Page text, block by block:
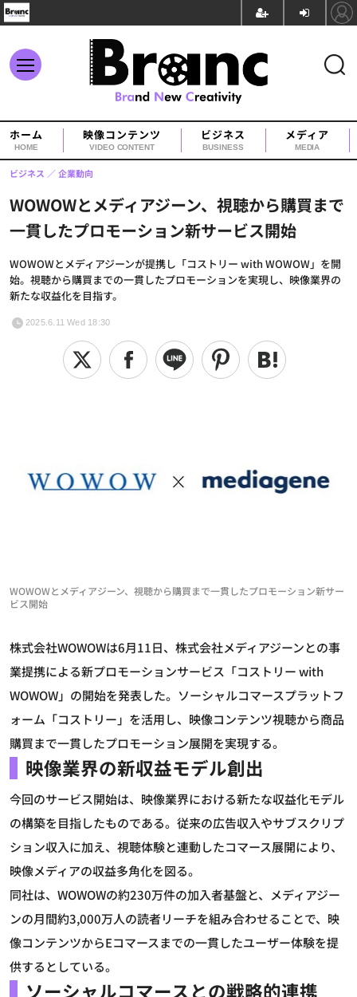
ホーム
HOME
映像コンテンツ
VIDEO CONTENT
ビジネス
BUSINESS
メディア
MEDIA
WOWOWとメディアジーン、視聴から購買まで
一貫したプロモーション新サービス開始
WOWOWとメディアジーンが提携し「コストリー with WOWOW」を開
始。視聴から購買までの一貫したプロモーションを実現し、映像業界の
新たな収益化を目指す。
ビジネス 企業動向
2025.6.11 Wed 18:30
WOWOWとメディアジーン、視聴から購買まで一貫したプロモーション新サー
ビス開始
株式会社WOWOWは6月11日、株式会社メディアジーンとの事
業提携による新プロモーションサービス「コストリー with
WOWOW」の開始を発表した。ソーシャルコマースプラットフ
ォーム「コストリー」を活用し、映像コンテンツ視聴から商品
購買まで一貫したプロモーション展開を実現する。
映像業界の新収益モデル創出
今回のサービス開始は、映像業界における新たな収益化モデル
の構築を目指したものである。従来の広告収入やサブスクリプ
ション収入に加え、視聴体験と連動したコマース展開により、
映像メディアの収益多角化を図る。
同社は、WOWOWの約230万件の加入者基盤と、メディアジー
ンの月間約3,000万人の読者リーチを組み合わせることで、映
像コンテンツからEコマースまでの一貫したユーザー体験を提
供するとしている。
ソーシャルコマースとの戦略的連携